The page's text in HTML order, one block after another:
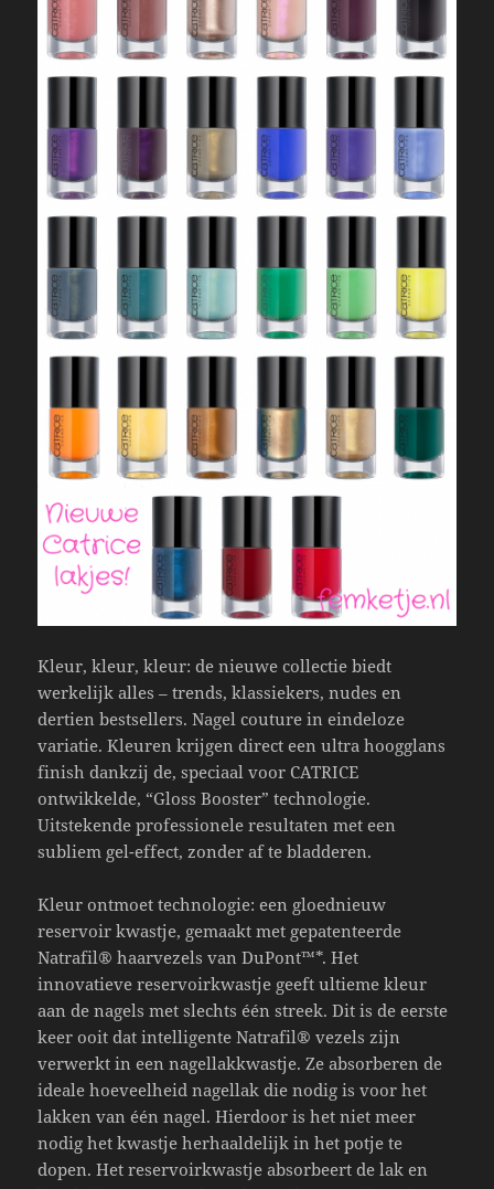
Kleur, kleur, kleur: de nieuwe collectie biedt
werkelijk alles – trends, klassiekers, nudes en
dertien bestsellers. Nagel couture in eindeloze
variatie. Kleuren krijgen direct een ultra hoogglans
finish dankzij de, speciaal voor CATRICE
ontwikkelde, “Gloss Booster” technologie.
Uitstekende professionele resultaten met een
subliem gel-effect, zonder af te bladderen.
Kleur ontmoet technologie: een gloednieuw
reservoir kwastje, gemaakt met gepatenteerde
Natrafil® haarvezels van DuPont™*. Het
innovatieve reservoirkwastje geeft ultieme kleur
aan de nagels met slechts één streek. Dit is de eerste
keer ooit dat intelligente Natrafil® vezels zijn
verwerkt in een nagellakkwastje. Ze absorberen de
ideale hoeveelheid nagellak die nodig is voor het
lakken van één nagel. Hierdoor is het niet meer
nodig het kwastje herhaaldelijk in het potje te
dopen. Het reservoirkwastje absorbeert de lak en